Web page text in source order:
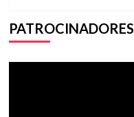
PATROCINADORES